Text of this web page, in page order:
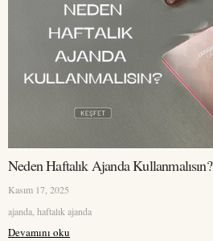
Neden Haftalık Ajanda Kullanmalısın?
Kasım 17, 2025
ajanda, haftalık ajanda
Devamını oku